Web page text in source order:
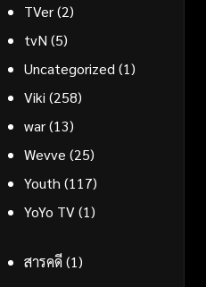
TVer(2)
tvN (5)
Uncategorized (1)
Viki (258)
war(13)
Wevve (25)
Youth (117)
YoYo TV(1)
สารคดี(1)